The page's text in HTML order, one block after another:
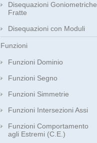
Disequazioni Goniometriche
Fratte
Disequazioni con Moduli
Funzioni
Funzioni Dominio
Funzioni Segno
Funzioni Simmetrie
Funzioni Intersezioni Assi
Funzioni Comportamento
agli Estremi (C.E.)